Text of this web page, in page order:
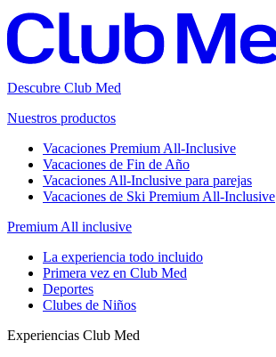
Descubre Club Med
Nuestros productos
Vacaciones Premium All-Inclusive
Vacaciones de Fin de Año
Vacaciones All-Inclusive para parejas
Vacaciones de Ski Premium All-Inclusive
Premium All inclusive
La experiencia todo incluido
Primera vez en Club Med
Deportes
Clubes de Niños
Experiencias Club Med